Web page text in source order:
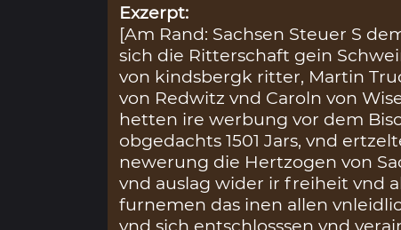
Exzerpt:
[Am Rand: Sachsen Steuer S
sich die Ritterschaft gein
von kindsbergk ritter, Martin
von Redwitz vnd Caroln von
hetten ire werbung vor dem
obgedachts 1501 Jars, vnd
newerung die Hertzogen von
vnd auslag wider ir freiheit vnd
furnemen das inen allen
vnd sich entschlosssen vnd